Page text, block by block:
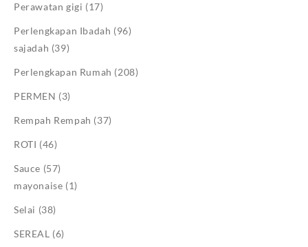
Perawatan gigi (17)
Perlengkapan Ibadah (96)
sajadah (39)
Perlengkapan Rumah (208)
PERMEN (3)
Rempah Rempah (37)
ROTI (46)
Sauce (57)
mayonaise (1)
Selai (38)
SEREAL (6)